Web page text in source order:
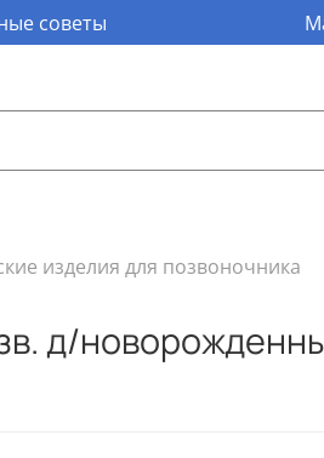
советы
изделия для позвоночника
д/